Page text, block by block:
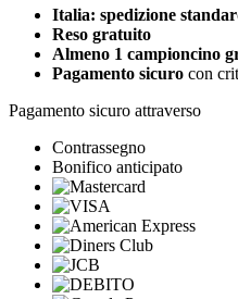
Italia: spedizione
Reso gratuito
Almeno 1 campioncino
Pagamento sicuro con
Pagamento sicuro attraverso
Contrassegno
Bonifico anticipato